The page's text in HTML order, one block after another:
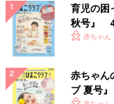
育児の困
秋号』 4
いっぱい
赤ちゃん
赤ちゃん
ブ 夏号